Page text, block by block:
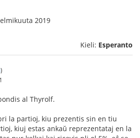
2019
Kieli: Esperanto
)
al Thyrolf.
la partioj, kiu prezentis sin en tiu
kiuj estas ankaŭ reprezentataj en la